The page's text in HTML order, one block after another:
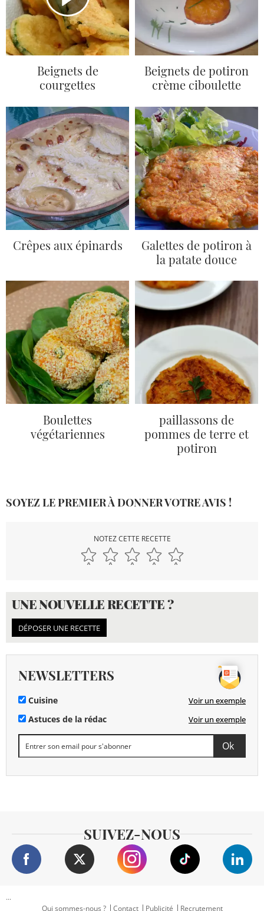
Beignets de
courgettes
Beignets de potiron
crème ciboulette
Crêpes aux épinards
Galettes de potiron à
la patate douce
Boulettes
végétariennes
paillassons de
pommes de terre et
potiron
SOYEZ LE PREMIER À DONNER VOTRE AVIS !
NOTEZ CETTE RECETTE
UNE NOUVELLE RECETTE ?
DÉPOSER UNE RECETTE
NEWSLETTERS
Cuisine Voir un exemple
Astuces de la rédac Voir un exemple
SUIVEZ-NOUS
...
Qui sommes-nous ?
Contact Publicité Recrutement